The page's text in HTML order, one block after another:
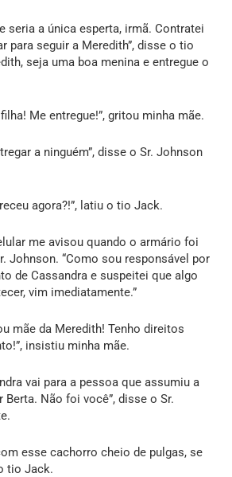
seria a única esperta, irmã. Contratei
para seguir a Meredith”, disse o tio
seja uma boa menina e entregue o
Me entregue!”, gritou minha mãe.
a ninguém”, disse o Sr. Johnson
agora?!”, latiu o tio Jack.
me avisou quando o armário foi
Johnson. “Como sou responsável por
de Cassandra e suspeitei que algo
vim imediatamente.”
mãe da Meredith! Tenho direitos
insistiu minha mãe.
vai para a pessoa que assumiu a
Berta. Não foi você”, disse o Sr.
esse cachorro cheio de pulgas, se
tio Jack.